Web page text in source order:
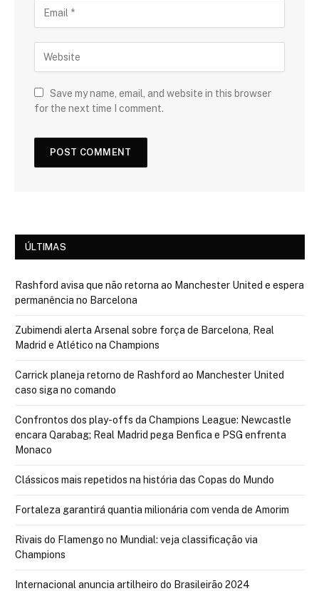
Save my name, email, and website in this browser
for the next time I comment.
ÚLTIMAS
Rashford avisa que não retorna ao Manchester United e espera
permanência no Barcelona
Zubimendi alerta Arsenal sobre força de Barcelona, Real
Madrid e Atlético na Champions
Carrick planeja retorno de Rashford ao Manchester United
caso siga no comando
Confrontos dos play-offs da Champions League: Newcastle
encara Qarabag; Real Madrid pega Benfica e PSG enfrenta
Monaco
Clássicos mais repetidos na história das Copas do Mundo
Fortaleza garantirá quantia milionária com venda de Amorim
Rivais do Flamengo no Mundial: veja classificação via
Champions
Internacional anuncia artilheiro do Brasileirão 2024